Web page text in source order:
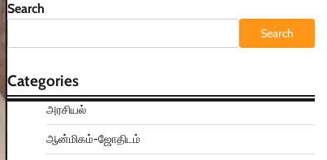
Search
Search
Categories
அரசியல்
ஆன்மிகம்-ஜோதிடம்